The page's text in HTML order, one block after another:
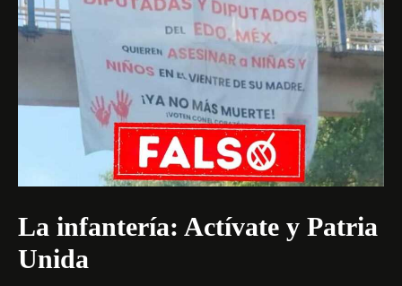
La infantería: Actívate y Patria
Unida